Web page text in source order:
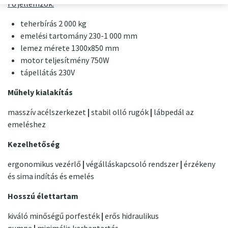
Fő jellemzők:
teherbírás 2 000 kg
emelési tartomány 230-1 000 mm
lemez mérete 1300x850 mm
motor teljesítmény 750W
tápellátás 230V
Műhely kialakítás
masszív acélszerkezet |stabil olló rugók| lábpedál az
emeléshez
Kezelhetőség
ergonomikus vezérlő |végálláskapcsoló rendszer|érzékeny
és sima indítás és emelés
Hosszú élettartam
kiváló minőségű porfesték|erős hidraulikus